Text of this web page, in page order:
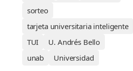
sorteo
tarjeta universitaria inteligente
TUI
U. Andrés Bello
unab
Universidad